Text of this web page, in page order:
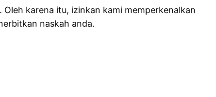
karena itu, izinkan kami memperkenalkan
naskah anda.